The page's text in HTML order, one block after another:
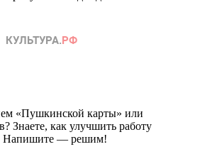
«Пушкинской карты» или
Знаете, как улучшить работу
Напишите — решим!